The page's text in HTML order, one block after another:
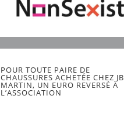
POUR TOUTE PAIRE DE
CHAUSSURES ACHETÉE CHEZ JB
MARTIN, UN EURO REVERSÉ À
L’ASSOCIATION